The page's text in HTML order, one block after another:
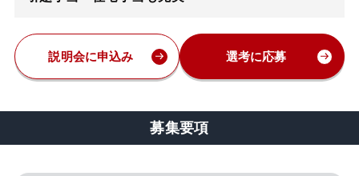
説明会に申込み 選考に応募
募集要項
費用